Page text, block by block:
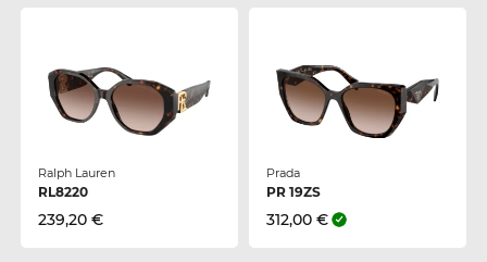
Ralph Lauren
RL8220
239,20 €
Prada
PR 19ZS
312,00 €